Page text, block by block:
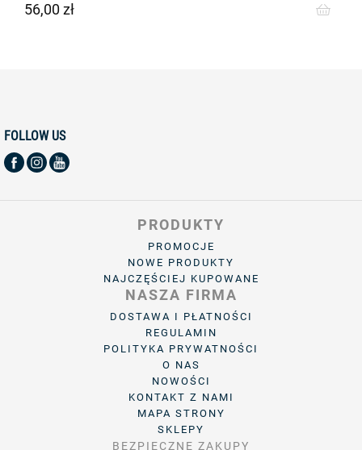
Cena
56,00 zł
FOLLOW US
PRODUKTY
PROMOCJE
NOWE PRODUKTY
NAJCZĘŚCIEJ KUPOWANE
NASZA FIRMA
DOSTAWA I PŁATNOŚCI
REGULAMIN
POLITYKA PRYWATNOŚCI
O NAS
NOWOŚCI
KONTAKT Z NAMI
MAPA STRONY
SKLEPY
BEZPIECZNE ZAKUPY